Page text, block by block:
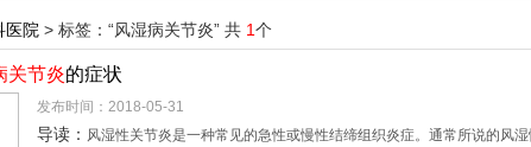
医院 > 标签：“风湿病关节炎” 共 1个
关节炎的症状
发布时间：2018-05-31
导读： 风湿性关节炎是一种常见的急性或慢性结缔组织炎症。通常所说的风